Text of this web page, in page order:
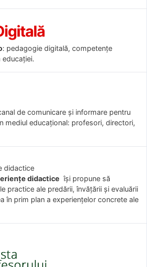
: pedagogie digitală, competențe
educației.
de comunicare și informare pentru
mediul educațional: profesori, directori,
didactice îşi propune să
practice ale predării, învăţării şi evaluării
în prim plan a experienţelor concrete ale